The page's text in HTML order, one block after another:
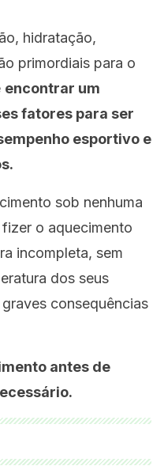
hidratação,
primordiais para o
encontrar um
fatores para ser
esportivo e
sob nenhuma
o aquecimento
incompleta, sem
dos seus
consequências
antes de